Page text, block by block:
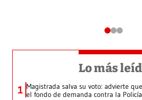
Lo más
1 Magistrada salva su voto: advierte
el fondo de demanda contra la